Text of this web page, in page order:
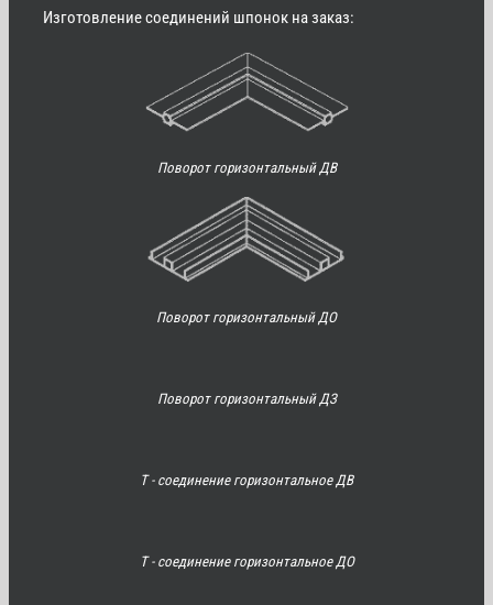
Изготовление соединений шпонок на заказ:
Поворот горизонтальный ДВ
Поворот горизонтальный ДО
Поворот горизонтальный ДЗ
Т - соединение горизонтальное ДВ
Т - соединение горизонтальное ДО